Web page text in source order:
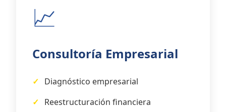
📈
Consultoría Empresarial
Diagnóstico empresarial
Reestructuración financiera